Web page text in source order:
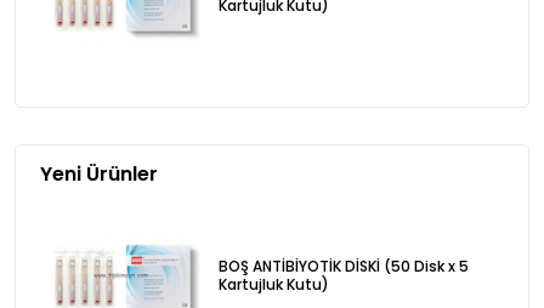
Kartujluk Kutu)
Yeni Ürünler
BOŞ ANTİBİYOTİK DİSKİ (50 Disk x 5
Kartujluk Kutu)